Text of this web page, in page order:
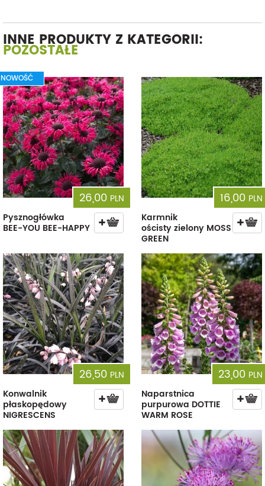
INNE PRODUKTY Z KATEGORII:
POZOSTAŁE
NOWOŚĆ
26,00 PLN
Pysznogłówka
BEE-YOU BEE-HAPPY
16,00 PLN
Karmnik
ościsty zielony MOSS
GREEN
26,50 PLN
Konwalnik
płaskopędowy
NIGRESCENS
23,00 PLN
Naparstnica
purpurowa DOTTIE
WARM ROSE